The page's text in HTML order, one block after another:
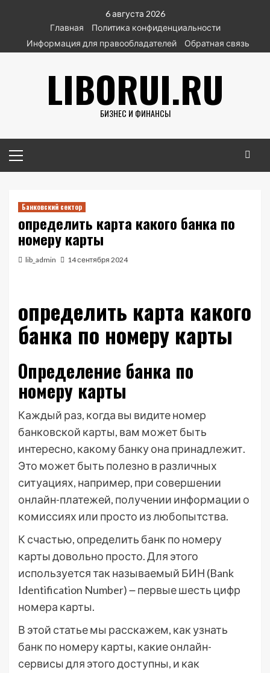
содержимому
6 августа 2026
Главная
Политика конфиденциальности
Информация для правообладателей
Обратная связь
LIBORUI.RU
БИЗНЕС И ФИНАНСЫ
меню
Банковский сектор
определить карта какого банка по
номеру карты
lib_admin 14 сентября 2024
определить карта какого
банка по номеру карты
Определение банка по
номеру карты
Каждый раз, когда вы видите номер
банковской карты, вам может быть
интересно, какому банку она принадлежит.
Это может быть полезно в различных
ситуациях, например, при совершении
онлайн-платежей, получении информации о
комиссиях или просто из любопытства.
К счастью, определить банк по номеру
карты довольно просто. Для этого
используется так называемый БИН (Bank
Identification Number) ౼ первые шесть цифр
номера карты.
В этой статье мы расскажем, как узнать
банк по номеру карты, какие онлайн-
сервисы для этого доступны, и как